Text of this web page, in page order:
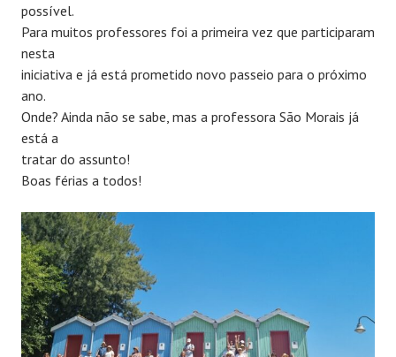
possível.
Para muitos professores foi a primeira vez que participaram
nesta
iniciativa e já está prometido novo passeio para o próximo
ano.
Onde? Ainda não se sabe, mas a professora São Morais já
está a
tratar do assunto!
Boas férias a todos!